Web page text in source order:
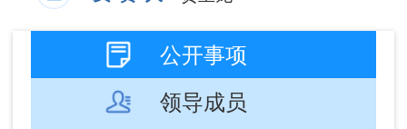
执行法规条例
教育收费
行政执法
重点工作